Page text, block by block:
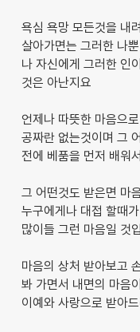
욕심 욕망 모든것을 내
살아가면는 그러한 나
나 자신에게 그러한 인
것은 아난지요
언제나 따뜻한 마음으
공짜란 없는것이며 그
전에 베품을 먼저 배워
그 어떤것도 받은면 마
누구에게나 대접 할때
많이들 그런 마음일 것
마음의 상처 받아보고
봐 가면서 내면의 마음
이예와 사랑으로 받아